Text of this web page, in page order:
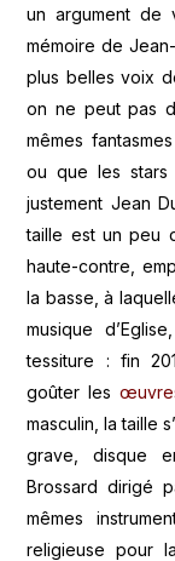
un argument de
mémoire de
plus belles voix
on ne peut pas
mêmes
ou que les stars
justement Jean
taille est un peu
haute-contre,
la basse, à
musique
tessiture : fin
goûter les
masculin, la taille
grave, disque
Brossard dirigé
mêmes
religieuse pour